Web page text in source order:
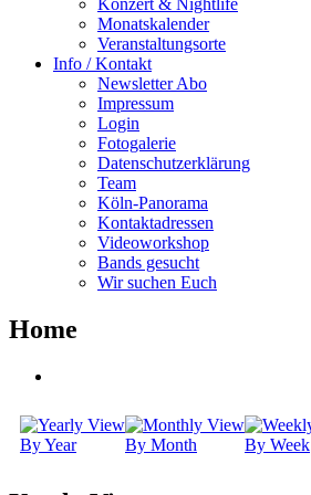
Konzert & Nightlife
Monatskalender
Veranstaltungsorte
Info / Kontakt
Newsletter Abo
Impressum
Login
Fotogalerie
Datenschutzerklärung
Team
Köln-Panorama
Kontaktadressen
Videoworkshop
Bands gesucht
Wir suchen Euch
Home
By Year By Month By Week